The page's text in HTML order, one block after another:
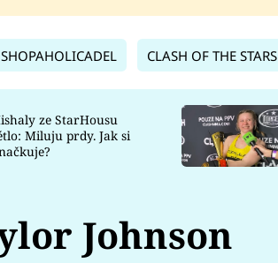
SHOPAHOLICADEL CLASH OF THE STARS
ze StarHousu
Miluju prdy. Jak si
Johnson